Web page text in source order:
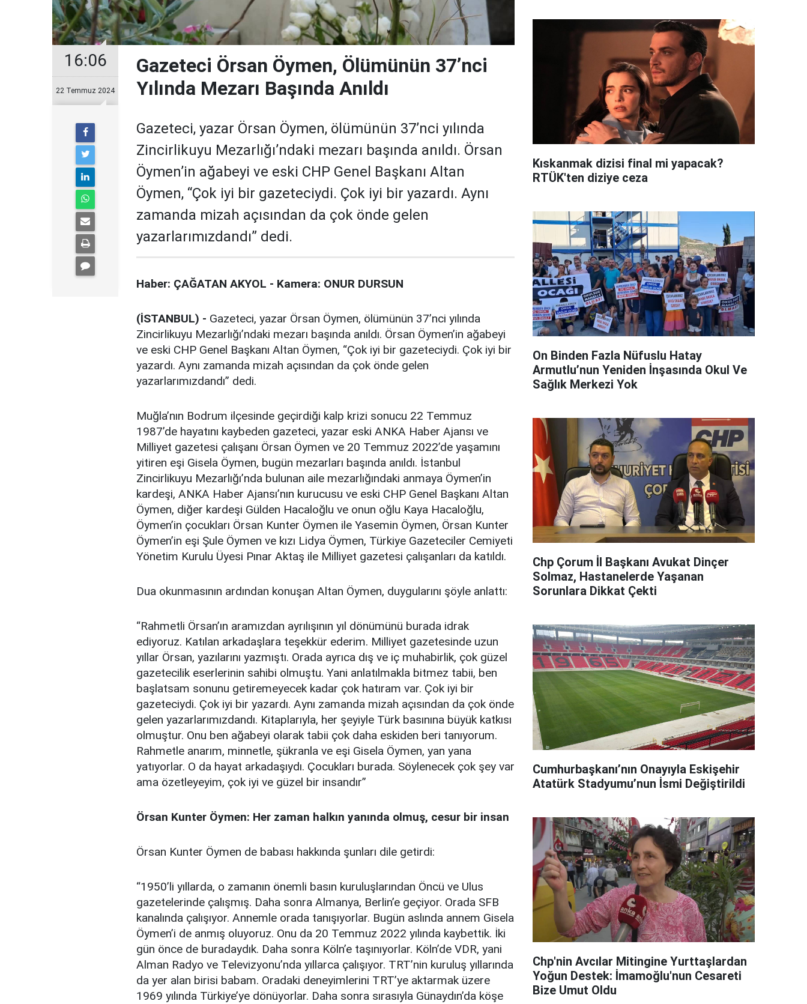
16:06
22 Temmuz 2024
Gazeteci Örsan Öymen, Ölümünün 37’nci
Yılında Mezarı Başında Anıldı
Gazeteci, yazar Örsan Öymen, ölümünün 37’nci yılında
Zincirlikuyu Mezarlığı’ndaki mezarı başında anıldı. Örsan
Öymen’in ağabeyi ve eski CHP Genel Başkanı Altan
Öymen, “Çok iyi bir gazeteciydi. Çok iyi bir yazardı. Aynı
zamanda mizah açısından da çok önde gelen
yazarlarımızdandı” dedi.
Haber: ÇAĞATAN AKYOL - Kamera: ONUR DURSUN
(İSTANBUL) - Gazeteci, yazar Örsan Öymen, ölümünün 37’nci yılında
Zincirlikuyu Mezarlığı’ndaki mezarı başında anıldı. Örsan Öymen’in ağabeyi
ve eski CHP Genel Başkanı Altan Öymen, “Çok iyi bir gazeteciydi. Çok iyi bir
yazardı. Aynı zamanda mizah açısından da çok önde gelen
yazarlarımızdandı” dedi.
Muğla’nın Bodrum ilçesinde geçirdiği kalp krizi sonucu 22 Temmuz
1987’de hayatını kaybeden gazeteci, yazar eski ANKA Haber Ajansı ve
Milliyet gazetesi çalışanı Örsan Öymen ve 20 Temmuz 2022’de yaşamını
yitiren eşi Gisela Öymen, bugün mezarları başında anıldı. İstanbul
Zincirlikuyu Mezarlığı’nda bulunan aile mezarlığındaki anmaya Öymen’in
kardeşi, ANKA Haber Ajansı’nın kurucusu ve eski CHP Genel Başkanı Altan
Öymen, diğer kardeşi Gülden Hacaloğlu ve onun oğlu Kaya Hacaloğlu,
Öymen’in çocukları Örsan Kunter Öymen ile Yasemin Öymen, Örsan Kunter
Öymen’in eşi Şule Öymen ve kızı Lidya Öymen, Türkiye Gazeteciler Cemiyeti
Yönetim Kurulu Üyesi Pınar Aktaş ile Milliyet gazetesi çalışanları da katıldı.
Dua okunmasının ardından konuşan Altan Öymen, duygularını şöyle anlattı:
“Rahmetli Örsan’ın aramızdan ayrılışının yıl dönümünü burada idrak
ediyoruz. Katılan arkadaşlara teşekkür ederim. Milliyet gazetesinde uzun
yıllar Örsan, yazılarını yazmıştı. Orada ayrıca dış ve iç muhabirlik, çok güzel
gazetecilik eserlerinin sahibi olmuştu. Yani anlatılmakla bitmez tabii, ben
başlatsam sonunu getiremeyecek kadar çok hatıram var. Çok iyi bir
gazeteciydi. Çok iyi bir yazardı. Aynı zamanda mizah açısından da çok önde
gelen yazarlarımızdandı. Kitaplarıyla, her şeyiyle Türk basınına büyük katkısı
olmuştur. Onu ben ağabeyi olarak tabii çok daha eskiden beri tanıyorum.
Rahmetle anarım, minnetle, şükranla ve eşi Gisela Öymen, yan yana
yatıyorlar. O da hayat arkadaşıydı. Çocukları burada. Söylenecek çok şey var
ama özetleyeyim, çok iyi ve güzel bir insandır”
Örsan Kunter Öymen: Her zaman halkın yanında olmuş, cesur bir insan
Örsan Kunter Öymen de babası hakkında şunları dile getirdi:
“1950’li yıllarda, o zamanın önemli basın kuruluşlarından Öncü ve Ulus
gazetelerinde çalışmış. Daha sonra Almanya, Berlin’e geçiyor. Orada SFB
kanalında çalışıyor. Annemle orada tanışıyorlar. Bugün aslında annem Gisela
Öymen’i de anmış oluyoruz. Onu da 20 Temmuz 2022 yılında kaybettik. İki
gün önce de buradaydık. Daha sonra Köln’e taşınıyorlar. Köln’de VDR, yani
Alman Radyo ve Televizyonu’nda yıllarca çalışıyor. TRT’nin kuruluş yıllarında
da yer alan birisi babam. Oradaki deneyimlerini TRT’ye aktarmak üzere
1969 yılında Türkiye’ye dönüyorlar. Daha sonra sırasıyla Günaydın’da köşe
Kıskanmak dizisi final mi yapacak?
RTÜK'ten diziye ceza
On Binden Fazla Nüfuslu Hatay
Armutlu’nun Yeniden İnşasında Okul Ve
Sağlık Merkezi Yok
Chp Çorum İl Başkanı Avukat Dinçer
Solmaz, Hastanelerde Yaşanan
Sorunlara Dikkat Çekti
Cumhurbaşkanı’nın Onayıyla Eskişehir
Atatürk Stadyumu’nun İsmi Değiştirildi
Chp'nin Avcılar Mitingine Yurttaşlardan
Yoğun Destek: İmamoğlu'nun Cesareti
Bize Umut Oldu